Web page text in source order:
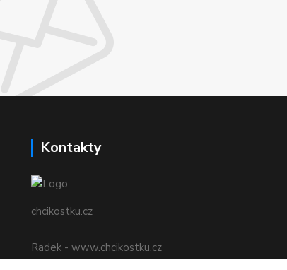
Kontakty
chcikostku.cz
Radek - www.chcikostku.cz
+420 777 896 071